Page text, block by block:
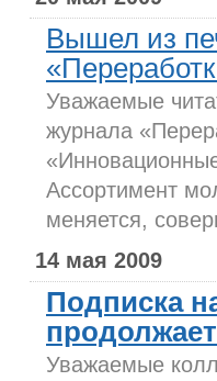
Вышел из
Уважаемые
журнала
Ассортимент
меняется,
14 мая 2009
Подписка
Уважаемые